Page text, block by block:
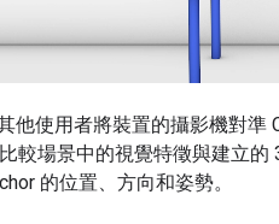
他使用者將裝置的攝影機對準
較場景中的視覺特徵與建立
的位置、方向和姿勢。